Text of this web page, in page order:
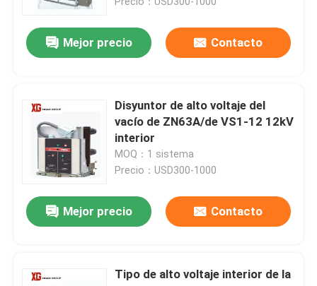
Interruptor de alto voltaje de la desconexión
Disyuntor del vacío
Transformador corriente del CT
Equipo medidor del CT pinta
Pararrayos de la oleada del óxido de cinc
Mejor precio Contacto
Disyuntor de alto voltaje del
vacío de ZN63A/de VS1-12 12kV
interior
MOQ：1 sistema
Precio：USD300-1000
Mejor precio Contacto
Tipo de alto voltaje interior de la